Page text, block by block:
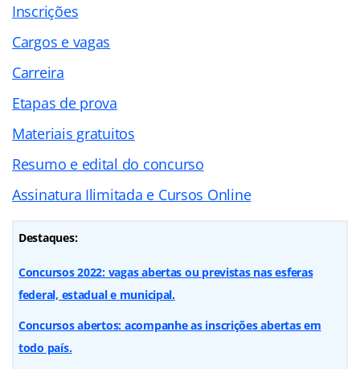
Inscrições
Cargos e vagas
Carreira
Etapas de prova
Materiais gratuitos
Resumo e edital do concurso
Assinatura Ilimitada e Cursos Online
Destaques:
Concursos 2022: vagas abertas ou previstas nas esferas
federal, estadual e municipal.
Concursos abertos: acompanhe as inscrições abertas em
todo país.